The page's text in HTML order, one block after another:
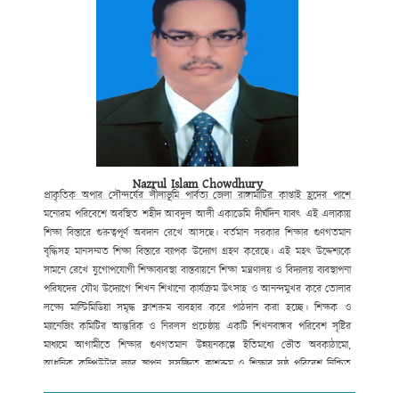
Nazrul Islam Chowdhury
প্রাকৃতিক অপার সৌন্দর্যের লীলাভূমি পার্বত্য জেলা রাঙ্গামাটির কাপ্তাই হ্রদের পাশে
মনোরম পরিবেশে অবস্থিত শহীদ আবদুল আলী একাডেমি দীর্ঘদিন যাবৎ এই এলাকায়
শিক্ষা বিস্তারে গুরুত্বপূর্ণ অবদান রেখে আসছে। বর্তমান সরকার শিক্ষার গুণগতমান
বৃদ্ধিসহ মানসম্মত শিক্ষা বিস্তারে ব্যাপক উদ্যোগ গ্রহণ করেছে। এই মহৎ উদ্দেশ্যকে
সামনে রেখে যুগোপযোগী শিক্ষাব্যবস্থা বাস্তবায়নে শিক্ষা মন্ত্রণালয় ও বিদ্যালয় ব্যবস্থাপনা
পরিষদের যৌথ উদ্যোগে শিখন শিখানো কার্যক্রম উৎসাহ ও আনন্দমুখর করে তোলার
লক্ষ্যে মাল্টিমিডিয়া সমৃদ্ধ ক্লাশরুম ব্যবহার করে পাঠদান করা হচ্ছে। শিক্ষক ও
ম্যানেজিং কমিটির আন্তরিক ও নিরলস প্রচেষ্ঠায় একটি শিখনবান্ধব পরিবেশ সৃষ্টির
মাধ্যমে আগামীতে শিক্ষার গুণগতমান উন্নয়নকল্পে ইতিমধ্যে ভৌত অবকাঠামো,
আধুনিক কম্পিউটার ল্যাব স্থাপন,সুসজ্জিত ক্লাশরুম ও শিক্ষার সুষ্ঠু পরিবেশ নিশ্চিত